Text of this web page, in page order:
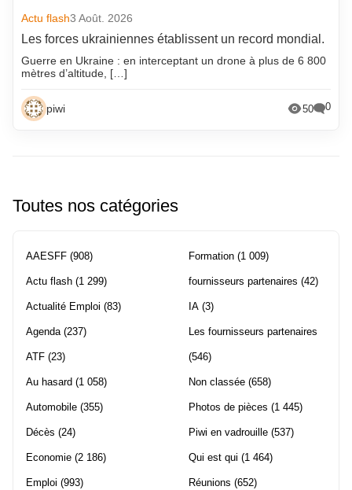
Actu flash3 Août. 2026
Les forces ukrainiennes établissent un record mondial.
Guerre en Ukraine : en interceptant un drone à plus de 6 800
mètres d’altitude, […]
piwi 50 0
Toutes nos catégories
AAESFF (908)
Actu flash (1 299)
Actualité Emploi (83)
Agenda(237)
ATF (23)
Au hasard (1 058)
Automobile (355)
Décès (24)
Economie (2 186)
Emploi (993)
Formation (1 009)
fournisseurs partenaires (42)
IA (3)
Les fournisseurs partenaires
(546)
Non classée (658)
Photos de pièces (1 445)
Piwi en vadrouille (537)
Qui est qui (1 464)
Réunions (652)